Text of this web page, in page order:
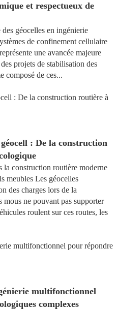
et respectueux de
géocelles en ingénierie
de confinement cellulaire
une avancée majeure
projets de stabilisation des
composé de ces...
: De la construction
la construction routière moderne
meubles Les géocelles
des charges lors de la
mous ne pouvant pas supporter
roulent sur ces routes, les
multifonctionnel
complexes